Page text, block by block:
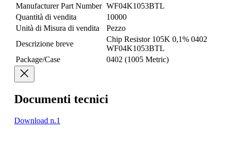
Manufacturer Part Number WF04K1053BTL
Quantità di vendita
10000
Unità di Misura di vendita
Pezzo
Descrizione breve
Chip Resistor 105K 0,1% 0402
WF04K1053BTL
Package/Case
0402 (1005 Metric)
Documenti tecnici
Download n.1